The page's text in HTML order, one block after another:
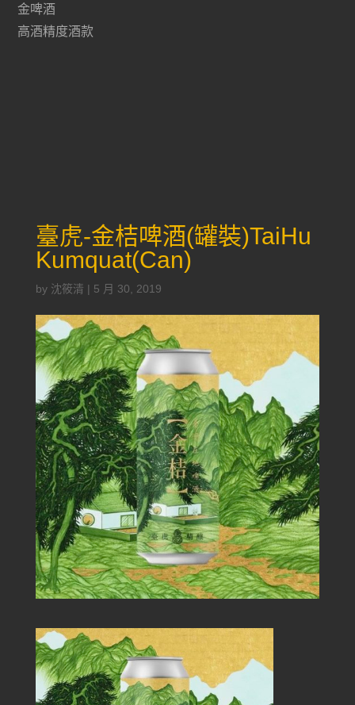
金啤酒
高酒精度酒款
臺虎-金桔啤酒(罐裝)TaiHu
Kumquat(Can)
by 沈筱清 | 5 月 30, 2019